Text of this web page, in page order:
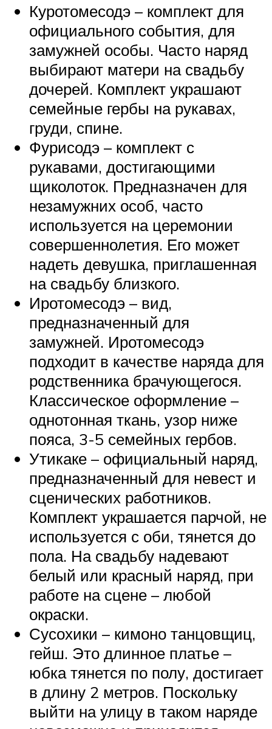
Куротомесодэ – комплект для
официального события, для
замужней особы. Часто наряд
выбирают матери на свадьбу
дочерей. Комплект украшают
семейные гербы на рукавах,
груди, спине.
Фурисодэ – комплект с
рукавами, достигающими
щиколоток. Предназначен для
незамужних особ, часто
используется на церемонии
совершеннолетия. Его может
надеть девушка, приглашенная
на свадьбу близкого.
Иротомесодэ – вид,
предназначенный для
замужней. Иротомесодэ
подходит в качестве наряда для
родственника брачующегося.
Классическое оформление –
однотонная ткань, узор ниже
пояса, 3-5 семейных гербов.
Утикаке – официальный наряд,
предназначенный для невест и
сценических работников.
Комплект украшается парчой, не
используется с оби, тянется до
пола. На свадьбу надевают
белый или красный наряд, при
работе на сцене – любой
окраски.
Сусохики – кимоно танцовщиц,
гейш. Это длинное платье –
юбка тянется по полу, достигает
в длину 2 метров. Поскольку
выйти на улицу в таком наряде